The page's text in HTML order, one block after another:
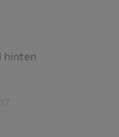
hinten